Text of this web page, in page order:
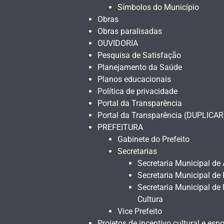
Símbolos do Município
Obras
Obras paralisadas
OUVIDORIA
Pesquisa de Satisfação
Planejamento da Saúde
Planos educacionais
Política de privacidade
Portal da Transparência
Portal da Transparência
PREFEITURA
Gabinete do Prefeito
Secretarias
Secretaria Municipal de
Secretaria Municipal de
Secretaria Municipal de
Cultura
Vice Prefeito